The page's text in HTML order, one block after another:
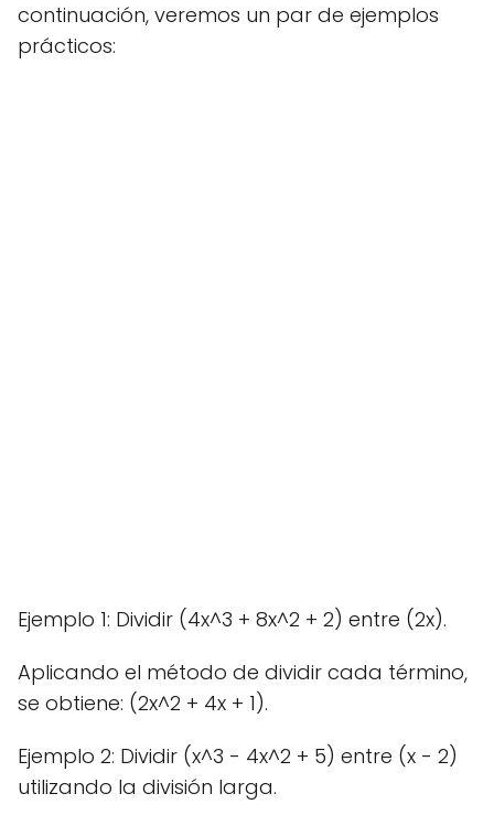
continuación, veremos un par de ejemplos
prácticos:
Ejemplo 1: Dividir (4x^3 + 8x^2 + 2) entre (2x).
Aplicando el método de dividir cada término,
se obtiene: (2x^2 + 4x + 1).
Ejemplo 2: Dividir (x^3 - 4x^2 + 5) entre (x - 2)
utilizando la división larga.